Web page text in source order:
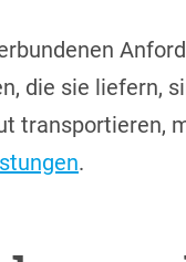
die sie liefern,
transportieren,
.